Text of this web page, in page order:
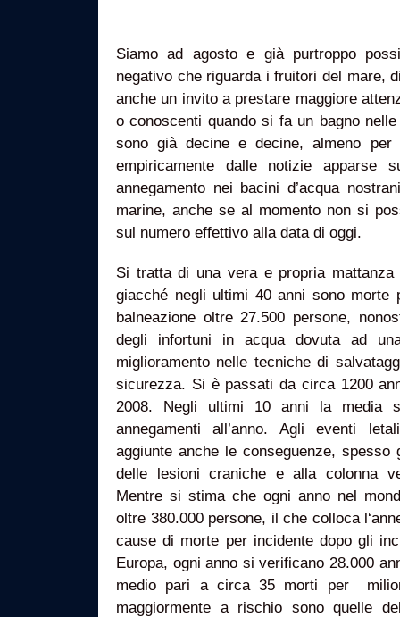
Siamo ad agosto e già purtroppo
negativo che riguarda i fruitori del mare,
anche un invito a prestare maggiore
o conoscenti quando si fa un bagno
sono già decine e decine, almeno
empiricamente dalle notizie apparse
annegamento nei bacini d’acqua
marine, anche se al momento non si
sul numero effettivo alla data di oggi.
Si tratta di una vera e propria mattanza
giacché negli ultimi 40 anni sono morte
balneazione oltre 27.500 persone,
degli infortuni in acqua dovuta ad
miglioramento nelle tecniche di
sicurezza. Si è passati da circa 1200
2008. Negli ultimi 10 anni la media
annegamenti all’anno. Agli eventi
aggiunte anche le conseguenze, spesso
delle lesioni craniche e alla colonna
Mentre si stima che ogni anno nel
oltre 380.000 persone, il che colloca
cause di morte per incidente dopo gli
Europa, ogni anno si verificano 28.000
medio pari a circa 35 morti per
maggiormente a rischio sono quelle